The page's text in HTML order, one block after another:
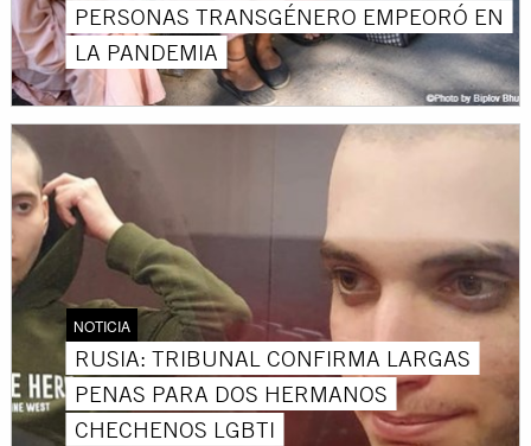
PERSONAS TRANSGÉNERO EMPEORÓ EN
LA PANDEMIA
NOTICIA
RUSIA: TRIBUNAL CONFIRMA LARGAS
PENAS PARA DOS HERMANOS
CHECHENOS LGBTI